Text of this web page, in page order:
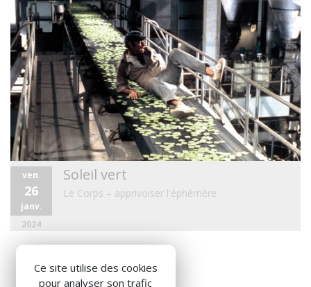
ven.
26
janv.
2024
Soleil vert
Le Corps – apprivoiser l'éphémère
Ce site utilise des cookies
pour analyser son trafic